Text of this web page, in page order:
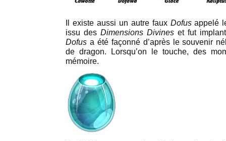
Il existe aussi un autre faux Dofusappelé
issu desDimensions Divines et fut
Dofus a été façonné d’après le souvenir
de dragon. Lorsqu’on le touche, des
mémoire.